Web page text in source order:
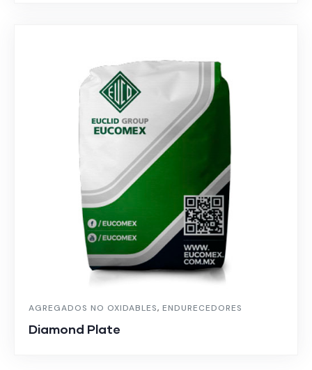
AGREGADOS NO OXIDABLES, ENDURECEDORES
Diamond Plate